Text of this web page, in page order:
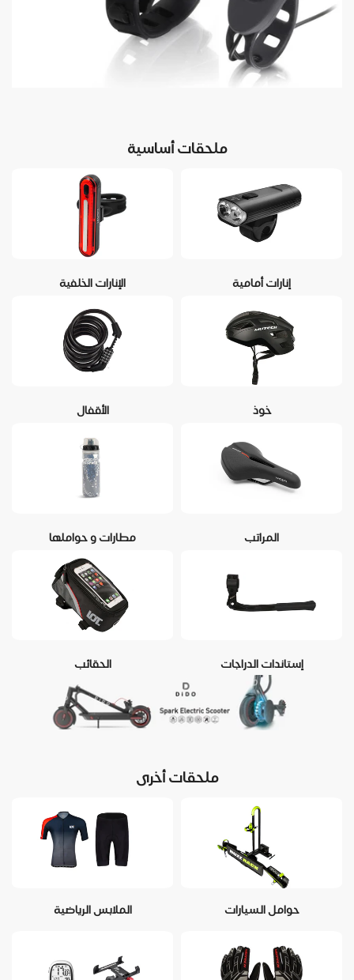
ملحقات أساسية
إنارات أمامية الإنارات الخلفية
خوذ الأقفال
المراتب مطارات و حواملها
إستاندات الدراجات الحقائب
ملحقات أخرى
حوامل السيارات الملابس الرياضية